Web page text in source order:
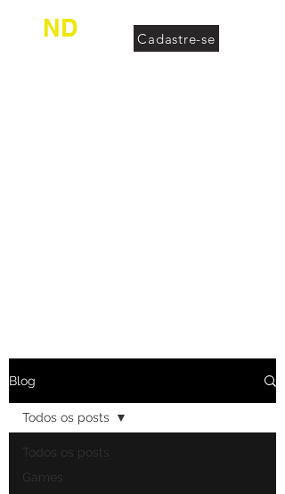
ND Cadastre-se
Blog
Todos os posts
Games
Todos os posts